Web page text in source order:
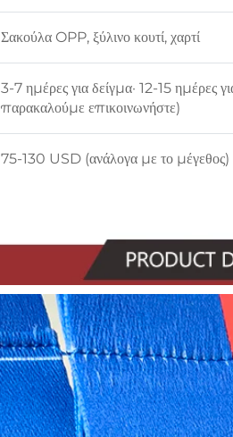
Σακούλα OPP, ξύλινο κουτί, χαρτί
3-7 ημέρες για δείγμα· 12-15 ημέρες
παρακαλούμε επικοινωνήστε)
75-130 USD (ανάλογα με το μέγεθος)